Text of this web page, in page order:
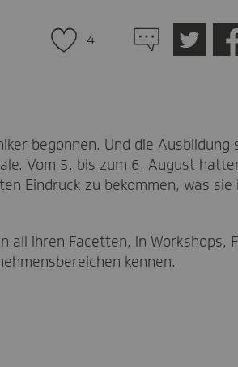
4
Zu
den
begonnen. Und die
Vom 5. bis zum 6. August
Eindruck zu bekommen, was
all ihren Facetten, in Workshops,
kennen.